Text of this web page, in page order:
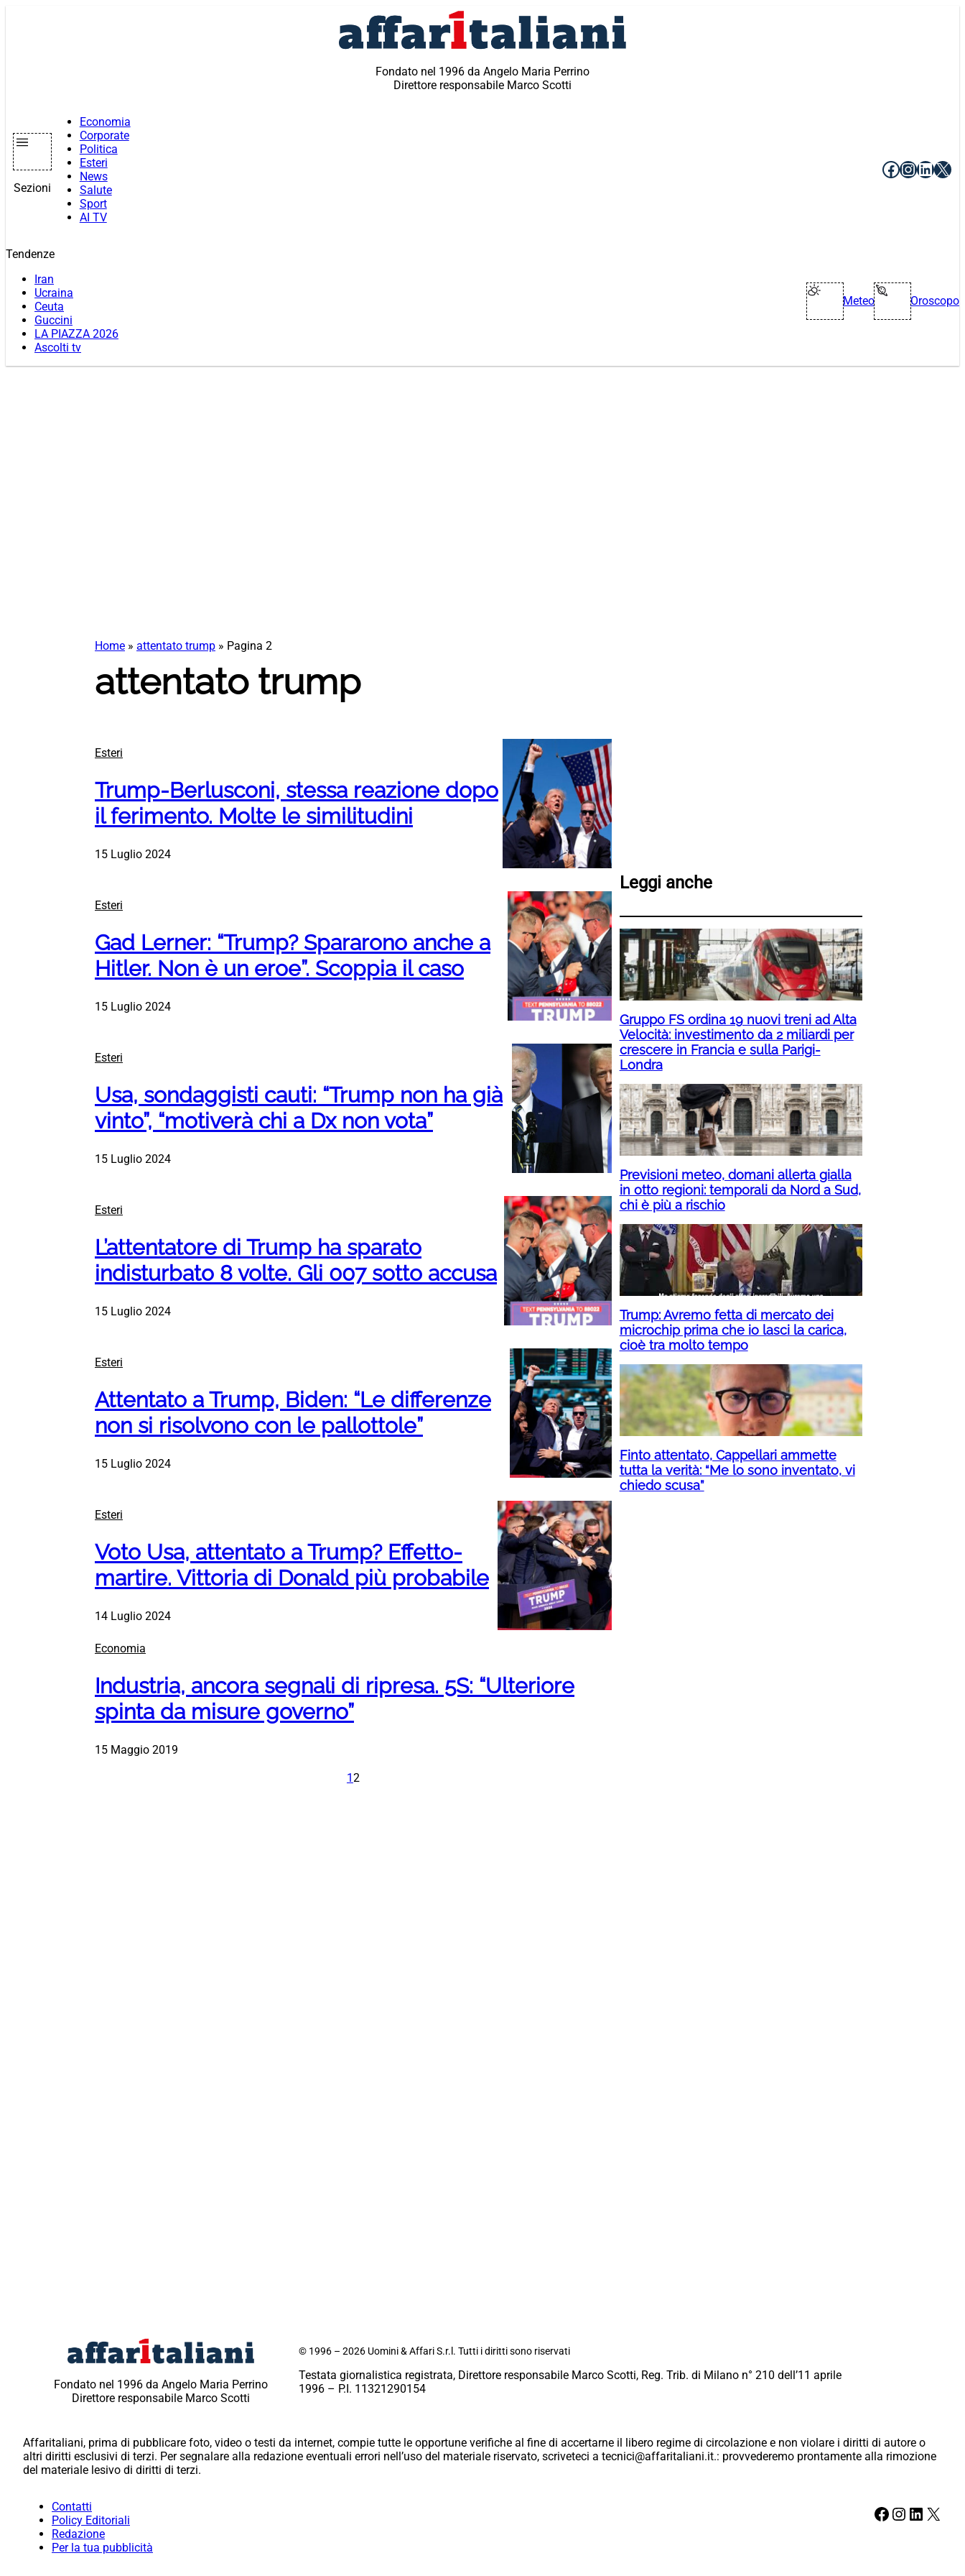
Fondato nel 1996 da Angelo Maria Perrino
Direttore responsabile Marco Scotti
Sezioni
Economia
Corporate
Politica
Esteri
News
Salute
Sport
AI TV
Facebook
X
Tendenze
Iran
Ucraina
Ceuta
Guccini
LA PIAZZA 2026
Ascolti tv
Meteo Oroscopo
Home » attentato trump » Pagina 2
attentato trump
Esteri
Trump-Berlusconi, stessa reazione dopo
il ferimento. Molte le similitudini
15 Luglio 2024
Esteri
Gad Lerner: “Trump? Spararono anche a
Hitler. Non è un eroe”. Scoppia il caso
15 Luglio 2024
Esteri
Usa, sondaggisti cauti: “Trump non ha già
vinto”, “motiverà chi a Dx non vota”
15 Luglio 2024
Esteri
L’attentatore di Trump ha sparato
indisturbato 8 volte. Gli 007 sotto accusa
15 Luglio 2024
Esteri
Attentato a Trump, Biden: “Le differenze
non si risolvono con le pallottole”
15 Luglio 2024
Esteri
Voto Usa, attentato a Trump? Effetto-
martire. Vittoria di Donald più probabile
14 Luglio 2024
Economia
Industria, ancora segnali di ripresa. 5S: “Ulteriore
spinta da misure governo”
15 Maggio 2019
12
Leggi anche
Gruppo FS ordina 19 nuovi treni ad Alta
Velocità: investimento da 2 miliardi per
crescere in Francia e sulla Parigi-
Londra
Previsioni meteo, domani allerta gialla
in otto regioni: temporali da Nord a Sud,
chi è più a rischio
Trump: Avremo fetta di mercato dei
microchip prima che io lasci la carica,
cioè tra molto tempo
Finto attentato, Cappellari ammette
tutta la verità: “Me lo sono inventato, vi
chiedo scusa”
Fondato nel 1996 da Angelo Maria Perrino
Direttore responsabile Marco Scotti
© 1996 – 2026 Uomini & Affari S.r.l. Tutti i diritti sono riservati
Testata giornalistica registrata, Direttore responsabile Marco Scotti, Reg. Trib. di Milano n° 210 dell’11 aprile
1996 – P.I. 11321290154
Affaritaliani, prima di pubblicare foto, video o testi da internet, compie tutte le opportune verifiche al fine di accertarne il libero regime di circolazione e non violare i diritti di autore o
altri diritti esclusivi di terzi. Per segnalare alla redazione eventuali errori nell’uso del materiale riservato, scriveteci a tecnici@affaritaliani.it.: provvederemo prontamente alla rimozione
del materiale lesivo di diritti di terzi.
Contatti
Policy Editoriali
Redazione
Per la tua pubblicità
Facebook Instagram LinkedIn X